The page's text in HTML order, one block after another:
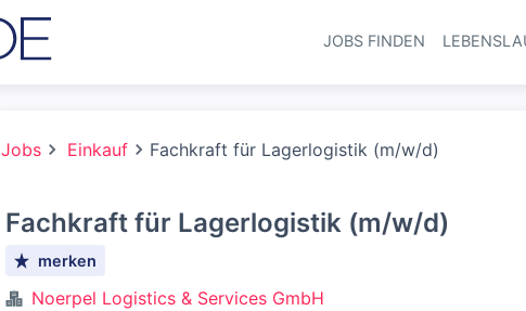
JOBS FINDEN
Jobs Einkauf Fachkraft für Lagerlogistik (m/w/d)
Fachkraft für Lagerlogistik (m/w/d)
merken
Noerpel Logistics & Services GmbH